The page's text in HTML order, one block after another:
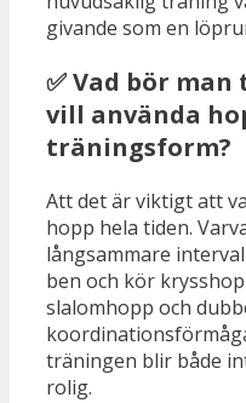
givande som en
✅ Vad bör
vill använda
träningsform?
Att det är viktigt att
hopp hela tiden.
långsammare
ben och kör
slalomhopp och
träningen blir både
rolig.